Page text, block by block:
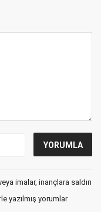
imalar, inançlara saldırı
yazılmış yorumlar